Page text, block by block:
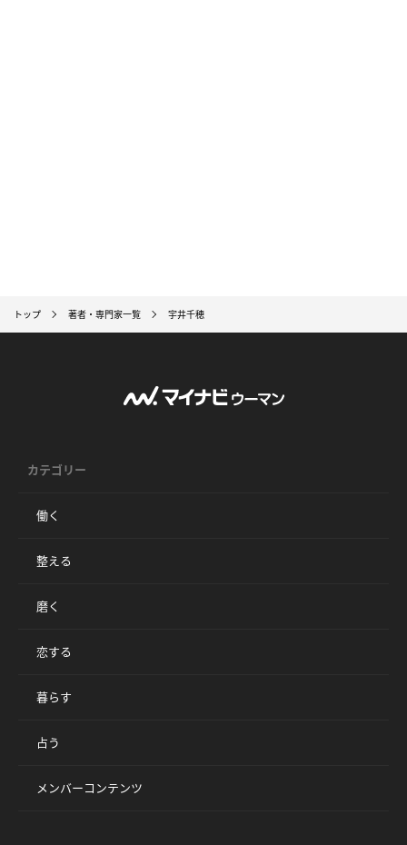
トップ 著者・専門家一覧 宇井千穂
カテゴリー
働く
整える
磨く
恋する
暮らす
占う
メンバーコンテンツ